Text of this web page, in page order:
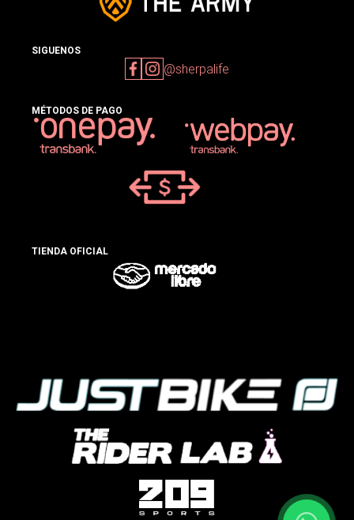
SIGUENOS
@sherpalife
MÉTODOS DE PAGO
TIENDA OFICIAL